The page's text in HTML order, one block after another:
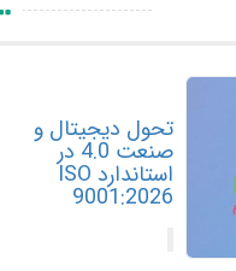
تحول دیجیتال و
صنعت 4.0 در
استاندارد ISO
9001:2026